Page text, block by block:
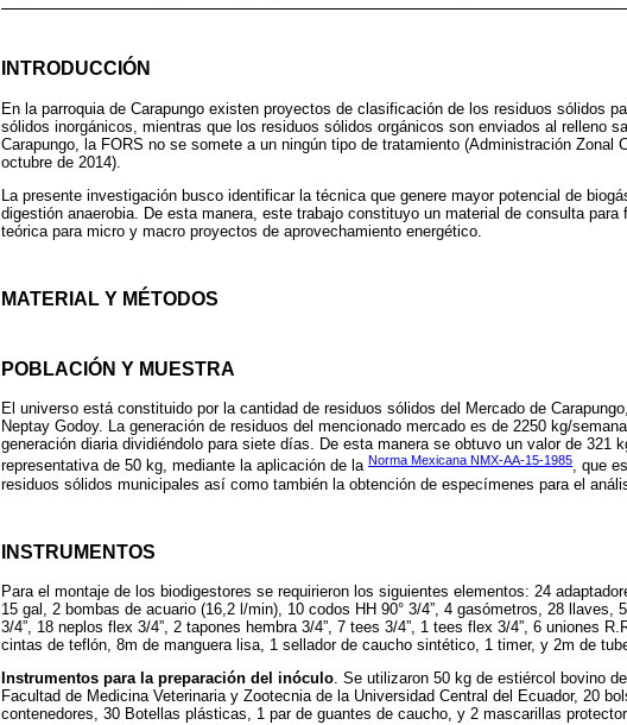
INTRODUCCIÓN
En la parroquia de Carapungo existen proyectos de clasificación de los residuos sólidos
sólidos inorgánicos, mientras que los residuos sólidos orgánicos son enviados al relleno
Carapungo, la FORS no se somete a un ningún tipo de tratamiento (Administración Zonal
octubre de 2014).
La presente investigación busco identificar la técnica que genere mayor potencial de
digestión anaerobia. De esta manera, este trabajo constituyo un material de consulta
teórica para micro y macro proyectos de aprovechamiento energético.
MATERIAL Y MÉTODOS
POBLACIÓN Y MUESTRA
El universo está constituido por la cantidad de residuos sólidos del Mercado de
Neptay Godoy. La generación de residuos del mencionado mercado es de 2250 kg/
generación diaria dividiéndolo para siete días. De esta manera se obtuvo un valor de 321
representativa de 50 kg, mediante la aplicación de la Norma Mexicana NMX-AA-15-1985, que
residuos sólidos municipales así como también la obtención de especímenes para el
INSTRUMENTOS
Para el montaje de los biodigestores se requirieron los siguientes elementos: 24
15 gal, 2 bombas de acuario (16,2 l/min), 10 codos HH 90° 3/4”, 4 gasómetros, 28 llaves,
3/4”, 18 neplos flex 3/4”, 2 tapones hembra 3/4”, 7 tees 3/4”, 1 tees flex 3/4”, 6 uniones
cintas de teflón, 8m de manguera lisa, 1 sellador de caucho sintético, 1 timer, y 2m de
Instrumentos para la preparación del inóculo. Se utilizaron 50 kg de estiércol bovino
Facultad de Medicina Veterinaria y Zootecnia de la Universidad Central del Ecuador, 20
contenedores, 30 Botellas plásticas, 1 par de guantes de caucho, y 2 mascarillas